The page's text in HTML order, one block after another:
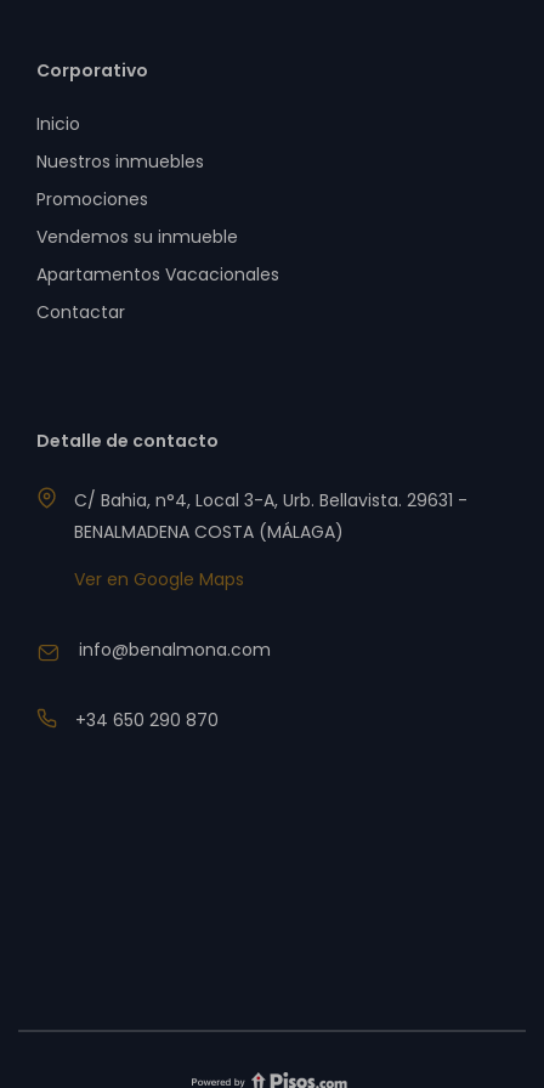
Corporativo
Inicio
Nuestros inmuebles
Promociones
Vendemos su inmueble
Apartamentos Vacacionales
Contactar
Detalle de contacto
C/ Bahia, n°4, Local 3-A, Urb. Bellavista. 29631 -
BENALMADENA COSTA (MÁLAGA)
Ver en Google Maps
info@benalmona.com
+34 650 290 870